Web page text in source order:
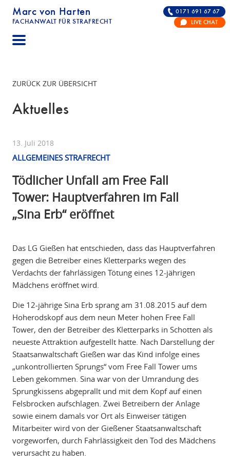
Marc von Harten
FACHANWALT FÜR STRAFRECHT
STRAFRECHT | RECHTSANWALT FÜR DIE
0171 691 67 67
LIVE CHAT
ZURÜCK ZUR ÜBERSICHT
Aktuelles
13. Juli 2018
ALLGEMEINES STRAFRECHT
Tödlicher Unfall am Free Fall
Tower: Hauptverfahren im Fall
„Sina Erb“ eröffnet
Das LG Gießen hat entschieden, dass das Hauptverfahren
gegen die Betreiber eines Kletterparks wegen des
Verdachts der fahrlässigen Tötung eines 12-jährigen
Mädchens eröffnet wird.
Die 12-jährige Sina Erb sprang am 31.08.2015 auf dem
Hoherodskopf aus dem neun Meter hohen Free Fall
Tower, den der Betreiber des Kletterparks in Schotten als
neueste Attraktion aufgestellt hatte. Nach Darstellung der
Staatsanwaltschaft Gießen war das Kind infolge eines
„unkontrollierten Sprungs“ vom Free Fall Tower ums
Leben gekommen. Sina war von der Umrandung des
Sprungkissens abgeprallt und mit dem Kopf auf einen
Felsbrocken aufschlagen. Zwei Betreibern der Anlage
sowie einem damals vor Ort als Einweiser tätigen
Mitarbeiter wird von der Gießener Staatsanwaltschaft
vorgeworfen, durch Fahrlässigkeit den Tod des Mädchens
verursacht zu haben.